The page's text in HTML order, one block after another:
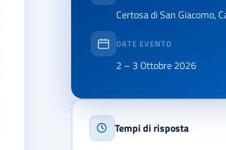
Certosa di San Giacomo,
DATE EVENTO
2 – 3 Ottobre 2026
Tempi di risposta